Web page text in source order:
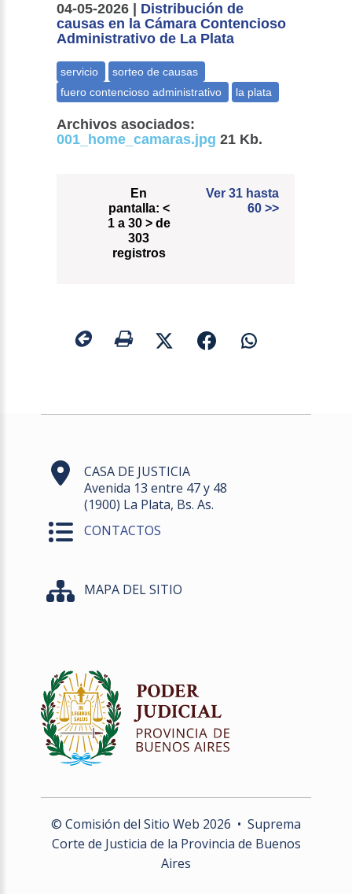
04-05-2026 | Distribución de
causas en la Cámara Contencioso
Administrativo de La Plata
Archivos asociados:
001_home_camaras.jpg 21 Kb.
En
pantalla: <
1 a 30 > de
303
registros
Ver 31 hasta
60 >>
CASA DE JUSTICIA
Avenida 13 entre 47 y 48
(1900) La Plata, Bs. As.
CONTACTOS
MAPA DEL SITIO
© Comisión del Sitio Web 2026 • Suprema
Corte de Justicia de la Provincia de Buenos
Aires